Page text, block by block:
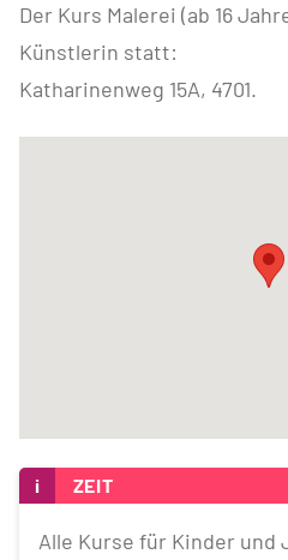
Der Kurs Malerei (ab 16
Künstlerin statt:
Katharinenweg 15A, 4701.
i ZEIT
Alle Kurse für Kinder und